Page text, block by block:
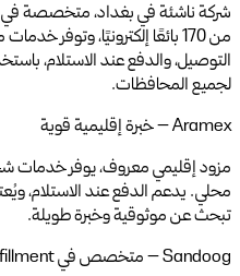
من 170 بائعًا إلكترونيًا، وتوفر
التوصيل، والدفع عند الاستلام،
لجميع المحافظات.
Aramex – خبرة إقليمية قوية
مزود إقليمي معروف، يوفر
محلي. يدعم الدفع عند الاستلام،
تبحث عن موثوقية وخبرة طويلة.
Sandoog – متخصص في Fulfillment